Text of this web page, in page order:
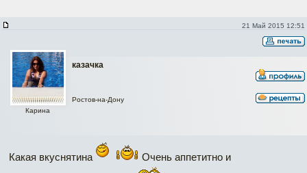
21 Май 2015 12:51
казачка
Карина
Ростов-на-Дону
Какая вкуснятина Очень аппетитно и